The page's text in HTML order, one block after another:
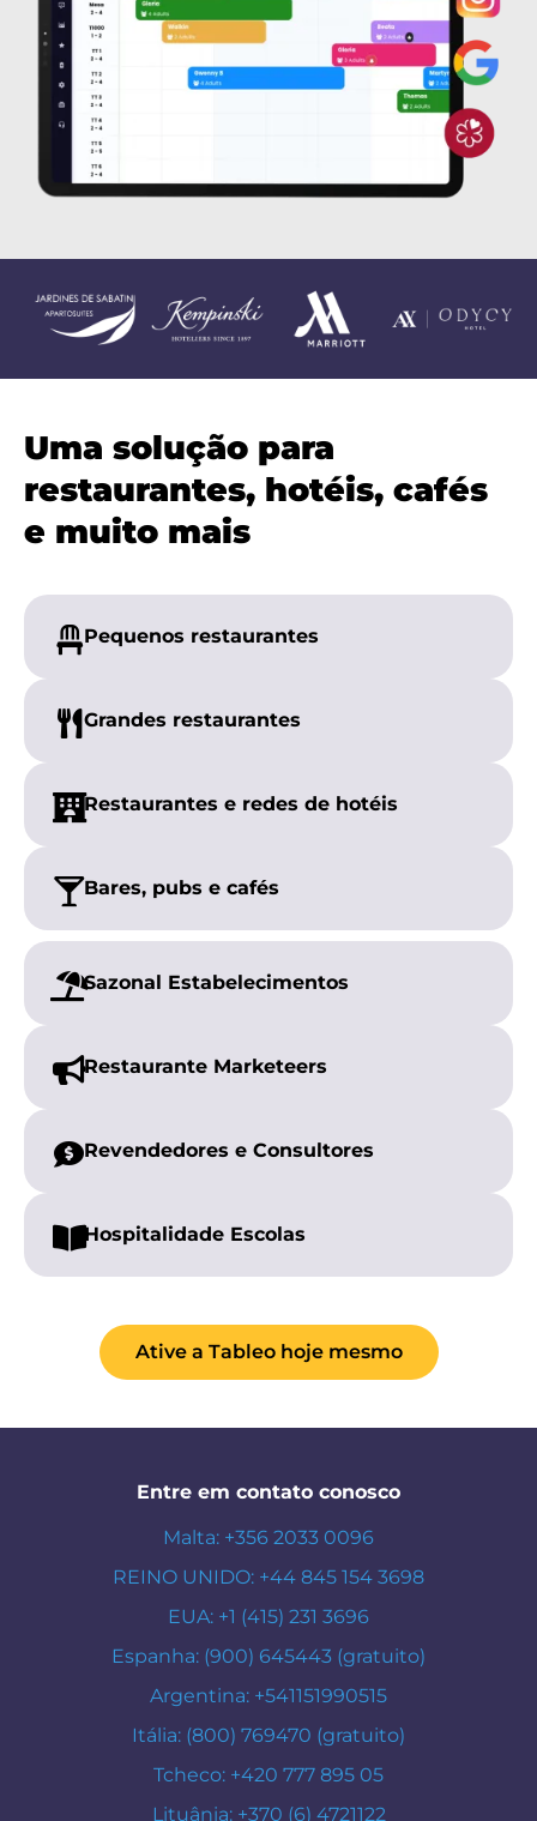
Uma solução para
restaurantes, hotéis, cafés
e muito mais
Pequenos restaurantes
Grandes restaurantes
Restaurantes e redes de hotéis
Bares, pubs e cafés
Sazonal Estabelecimentos
Restaurante Marketeers
Revendedores e Consultores
Hospitalidade Escolas
Ative a Tableo hoje mesmo
Entre em contato conosco
Malta: +356 2033 0096
REINO UNIDO: +44 845 154 3698
EUA: +1 (415) 231 3696
Espanha: (900) 645443 (gratuito)
Argentina: +541151990515
Itália: (800) 769470 (gratuito)
Tcheco: +420 777 895 05
Lituânia: +370 (6) 4721122